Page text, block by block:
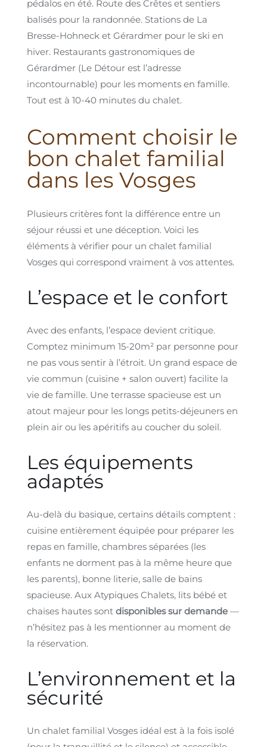
pédalos en été. Route des Crêtes et sentiers
balisés pour la randonnée. Stations de La
Bresse-Hohneck et Gérardmer pour le ski en
hiver. Restaurants gastronomiques de
Gérardmer (Le Détour est l’adresse
incontournable) pour les moments en famille.
Tout est à 10-40 minutes du chalet.
Comment choisir le
bon chalet familial
dans les Vosges
Plusieurs critères font la différence entre un
séjour réussi et une déception. Voici les
éléments à vérifier pour un chalet familial
Vosges qui correspond vraiment à vos attentes.
L’espace et le confort
Avec des enfants, l’espace devient critique.
Comptez minimum 15-20m² par personne pour
ne pas vous sentir à l’étroit. Un grand espace de
vie commun (cuisine + salon ouvert) facilite la
vie de famille. Une terrasse spacieuse est un
atout majeur pour les longs petits-déjeuners en
plein air ou les apéritifs au coucher du soleil.
Les équipements
adaptés
Au-delà du basique, certains détails comptent :
cuisine entièrement équipée pour préparer les
repas en famille, chambres séparées (les
enfants ne dorment pas à la même heure que
les parents), bonne literie, salle de bains
spacieuse. Aux Atypiques Chalets, lits bébé et
chaises hautes sont disponibles sur demande —
n’hésitez pas à les mentionner au moment de
la réservation.
L’environnement et la
sécurité
Un chalet familial Vosges idéal est à la fois isolé